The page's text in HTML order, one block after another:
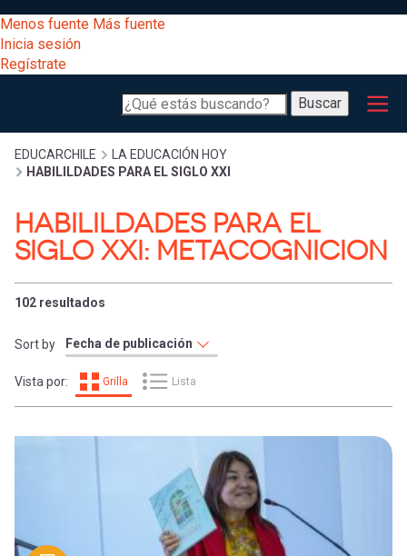
al
contenido
principal
[Educarchile
Escritorio]
Menú
entrar
a
mi
cuenta
Menos fuente Más fuente
Inicia sesión
Regístrate
Buscar
Buscar
Menú
principal
Desarrollo
Expand
Gestión
Expand
Comunidad
Expand
Exploración
Expand
[Educarchile
Mobile]
Menú
Inicia
Regístrate
Sobrescribir
enlaces
de
ayuda
a
la
navegación
EDUCARCHILE
LA EDUCACIÓN HOY
HABILILDADES PARA EL SIGLO XXI
HABILILDADES PARA EL
SIGLO XXI: METACOGNICION
102 resultados
Sort by
Vista por: Grilla Lista
registrarte.
Inicia sesión.